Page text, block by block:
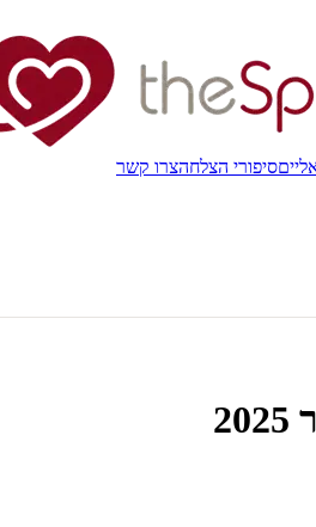
סיפורי הצלחהצרו קשר